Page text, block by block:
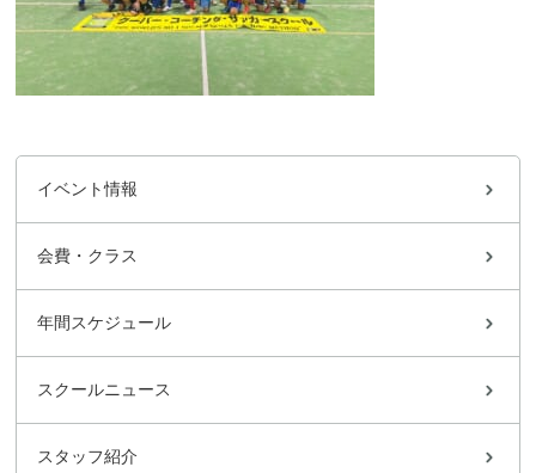
イベント情報
会費・クラス
年間スケジュール
スクールニュース
スタッフ紹介